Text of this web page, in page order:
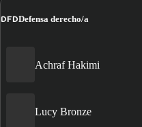
DFDDefensa derecho/a
Achraf Hakimi
Lucy Bronze